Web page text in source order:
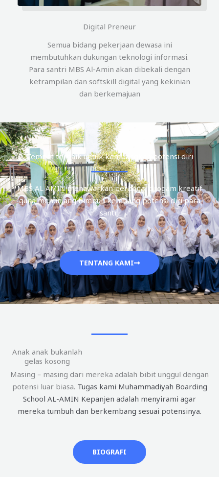
Digital Preneur
Semua bidang pekerjaan dewasa ini
membutuhkan dukungan teknologi informasi.
Para santri MBS Al-Amin akan dibekali dengan
ketrampilan dan softskill digital yang kekinian
dan berkemajuan
Tempat terbaik untuk kembangkan potensi diri
MBS AL AMIN menawarkan berbagai progam kreatif
guna menunjang tumbuh kembang potensi diri para
santri
TENTANG KAMI
Anak anak bukanlah
gelas kosong
Masing – masing dari mereka adalah bibit unggul dengan
potensi luar biasa. Tugas kami Muhammadiyah Boarding
School AL-AMIN Kepanjen adalah menyirami agar
mereka tumbuh dan berkembang sesuai potensinya.
BIOGRAFI